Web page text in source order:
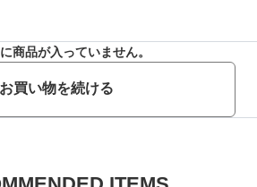
商品が入っていません。
お買い物を続ける